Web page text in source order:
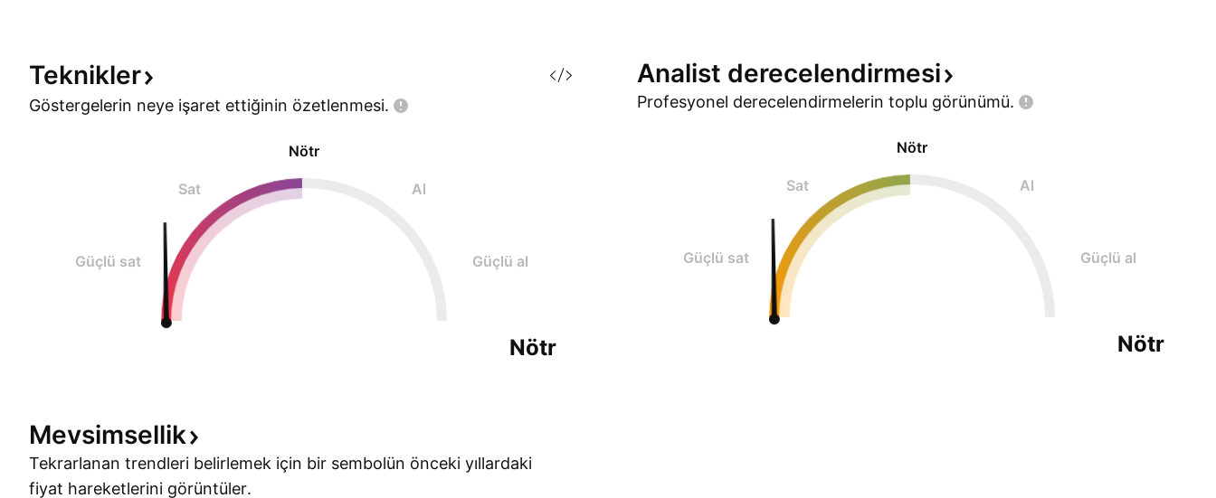
Teknikler
Göstergelerin neye işaret ettiğinin özetlenmesi.
Nötr
Sat Al
Güçlü sat Güçlü al
Nötr
Analist derecelendirmesi
Profesyonel derecelendirmelerin toplu görünümü.
Nötr
Sat Al
Güçlü sat Güçlü al
Nötr
Mevsimsellik
Tekrarlanan trendleri belirlemek için bir sembolün önceki yıllardaki
fiyat hareketlerini görüntüler.